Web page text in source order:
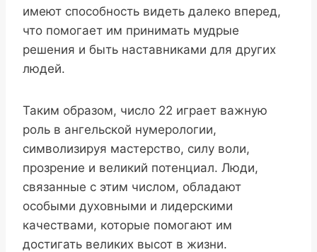
имеют способность видеть далеко вперед,
что помогает им принимать мудрые
решения и быть наставниками для других
людей.
Таким образом, число 22 играет важную
роль в ангельской нумерологии,
символизируя мастерство, силу воли,
прозрение и великий потенциал. Люди,
связанные с этим числом, обладают
особыми духовными и лидерскими
качествами, которые помогают им
достигать великих высот в жизни.